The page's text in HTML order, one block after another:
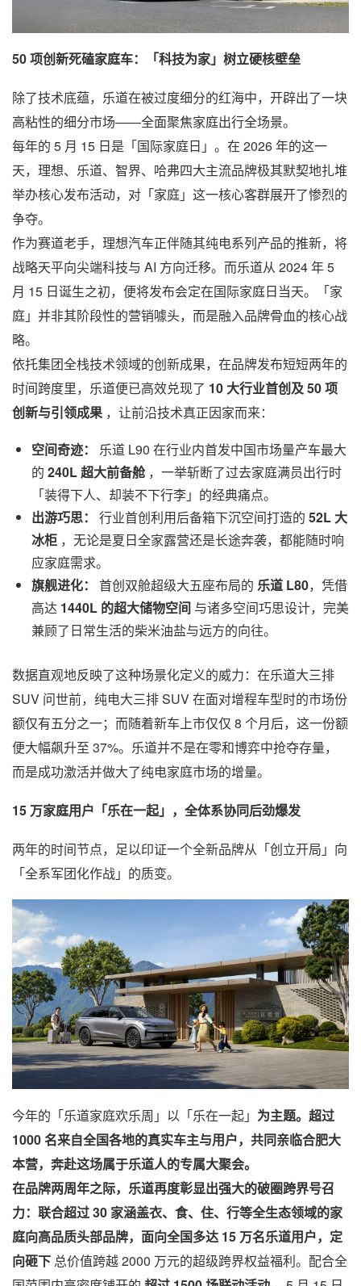
50 项创新死磕家庭车：「科技为家」树立硬核壁垒
除了技术底蕴，乐道在被过度细分的红海中，开辟出了一块
高粘性的细分市场——全面聚焦家庭出行全场景。
每年的 5 月 15 日是「国际家庭日」。在 2026 年的这一
天，理想、乐道、智界、哈弗四大主流品牌极其默契地扎堆
举办核心发布活动，对「家庭」这一核心客群展开了惨烈的
争夺。
作为赛道老手，理想汽车正伴随其纯电系列产品的推新，将
战略天平向尖端科技与 AI 方向迁移。而乐道从 2024 年 5
月 15 日诞生之初，便将发布会定在国际家庭日当天。「家
庭」并非其阶段性的营销噱头，而是融入品牌骨血的核心战
略。
依托集团全栈技术领域的创新成果，在品牌发布短短两年的
时间跨度里，乐道便已高效兑现了 10 大行业首创及 50 项
创新与引领成果 ，让前沿技术真正因家而来：
空间奇迹：
乐道 L90 在行业内首发中国市场量产车最大
的 240L 超大前备舱，一举斩断了过去家庭满员出行时
「装得下人、却装不下行李」的经典痛点。
出游巧思：
行业首创利用后备箱下沉空间打造的 52L 大
冰柜 ，无论是夏日全家露营还是长途奔袭，都能随时响
应家庭需求。
旗舰进化：
首创双舱超级大五座布局的 乐道 L80，凭借
高达 1440L 的超大储物空间 与诸多空间巧思设计，完美
兼顾了日常生活的柴米油盐与远方的向往。
数据直观地反映了这种场景化定义的威力：在乐道大三排
SUV 问世前，纯电大三排 SUV 在面对增程车型时的市场份
额仅有五分之一；而随着新车上市仅仅 8 个月后，这一份额
便大幅飙升至 37%。乐道并不是在零和博弈中抢夺存量，
而是成功激活并做大了纯电家庭市场的增量。
15 万家庭用户「乐在一起」，全体系协同后劲爆发
两年的时间节点，足以印证一个全新品牌从「创立开局」向
「全系军团化作战」的质变。
今年的「乐道家庭欢乐周」以「乐在一起」 为主题。超过
1000 名来自全国各地的真实车主与用户，共同亲临合肥大
本营，奔赴这场属于乐道人的专属大聚会。
在品牌两周年之际，乐道再度彰显出强大的破圈跨界号召
力：联合超过 30 家涵盖衣、食、住、行等全生态领域的家
庭向高品质头部品牌，面向全国多达 15 万名乐道用户，定
向砸下 总价值跨越 2000 万元的超级跨界权益福利。配合全